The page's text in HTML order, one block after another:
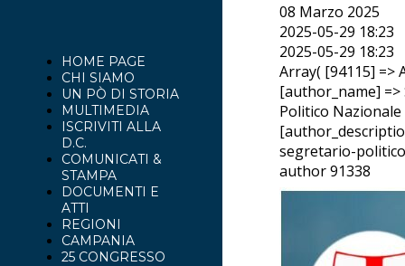
08 Marzo 2025
2025-05-29 18:23
2025-05-29 18:23
Array( [94115] =>
[author_name]
Politico Nazionale
segretario-
author 91338
HOME PAGE
CHI SIAMO
UN PÒ DI STORIA
MULTIMEDIA
ISCRIVITI ALLA
D.C.
COMUNICATI &
STAMPA
DOCUMENTI E
ATTI
REGIONI
CAMPANIA
25 CONGRESSO